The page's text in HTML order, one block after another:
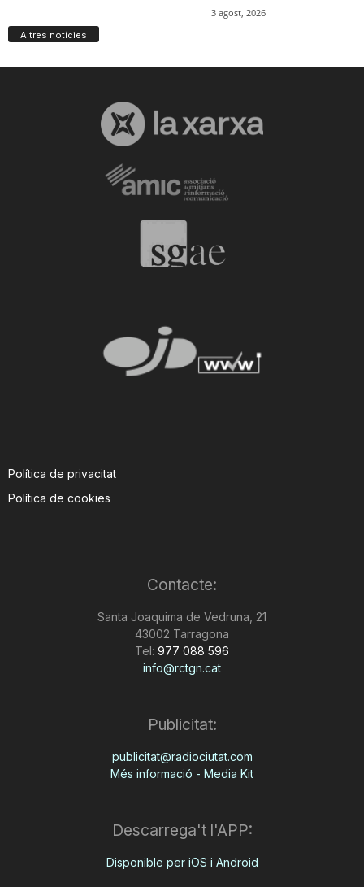
Altres notícies
Política de privacitat
Política de cookies
Contacte:
Santa Joaquima de Vedruna, 21
43002 Tarragona
Tel: 977 088 596
info@rctgn.cat
Publicitat:
publicitat@radiociutat.com
Més informació - Media Kit
Descarrega't l'APP:
Disponible per iOS i Android